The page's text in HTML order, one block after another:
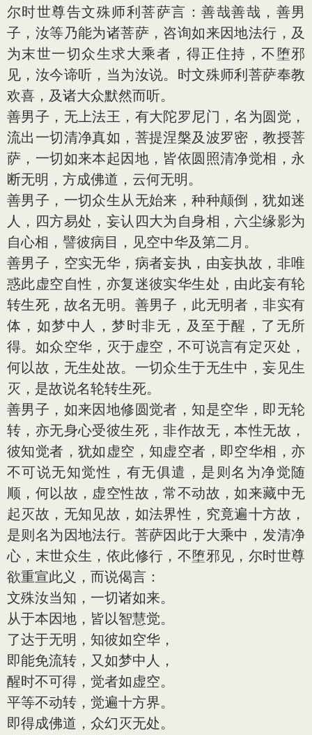
尔时世尊告文殊师利菩萨言：善哉善哉，善男
子，汝等乃能为诸菩萨，咨询如来因地法行，及
为末世一切众生求大乘者，得正住持，不堕邪
见，汝今谛听，当为汝说。时文殊师利菩萨奉教
欢喜，及诸大众默然而听。
善男子，无上法王，有大陀罗尼门，名为圆觉，
流出一切清净真如，菩提涅槃及波罗密，教授菩
萨，一切如来本起因地，皆依圆照清净觉相，永
断无明，方成佛道，云何无明。
善男子，一切众生从无始来，种种颠倒，犹如迷
人，四方易处，妄认四大为自身相，六尘缘影为
自心相，譬彼病目，见空中华及第二月。
善男子，空实无华，病者妄执，由妄执故，非唯
惑此虚空自性，亦复迷彼实华生处，由此妄有轮
转生死，故名无明。善男子，此无明者，非实有
体，如梦中人，梦时非无，及至于醒，了无所
得。如众空华，灭于虚空，不可说言有定灭处，
何以故，无生处故。一切众生于无生中，妄见生
灭，是故说名轮转生死。
善男子，如来因地修圆觉者，知是空华，即无轮
转，亦无身心受彼生死，非作故无，本性无故，
彼知觉者，犹如虚空，知虚空者，即空华相，亦
不可说无知觉性，有无俱遣，是则名为净觉随
顺，何以故，虚空性故，常不动故，如来藏中无
起灭故，无知见故，如法界性，究竟遍十方故，
是则名为因地法行。菩萨因此于大乘中，发清净
心，末世众生，依此修行，不堕邪见，尔时世尊
欲重宣此义，而说偈言：
文殊汝当知，一切诸如来。
从于本因地，皆以智慧觉。
了达于无明，知彼如空华，
即能免流转，又如梦中人，
醒时不可得，觉者如虚空。
平等不动转，觉遍十方界。
即得成佛道，众幻灭无处。